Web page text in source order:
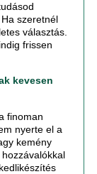
szeretnél
választás.
frissen
kevesen
finoman
nyerte el a
kemény